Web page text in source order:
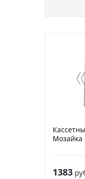
Мозайка
1383